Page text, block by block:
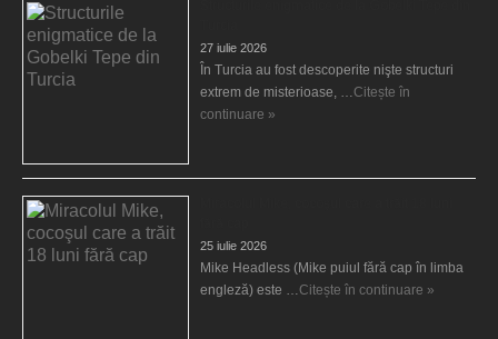
27 iulie 2026
În Turcia au fost descoperite nişte structuri
extrem de misterioase, …Citește în
continuare »
25 iulie 2026
Mike Headless (Mike puiul fără cap în limba
engleză) este …Citește în continuare »